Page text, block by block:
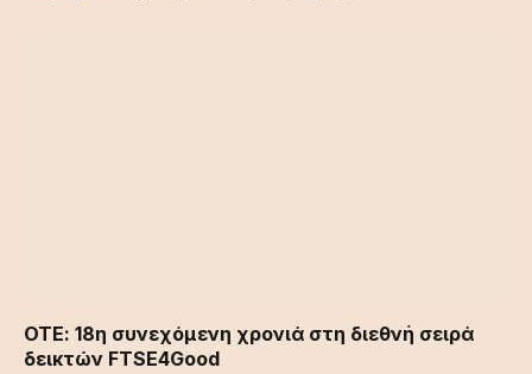
ΟΤΕ: 18η συνεχόμενη χρονιά στη διεθνή σειρά
δεικτών FTSE4Good